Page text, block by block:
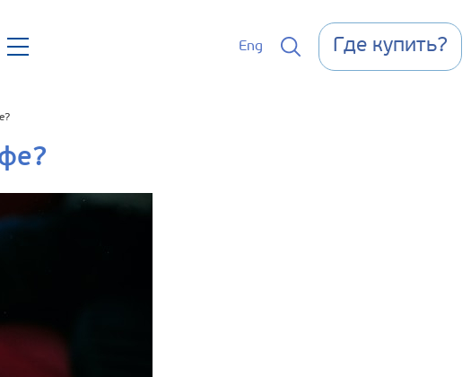
Eng Где купить?